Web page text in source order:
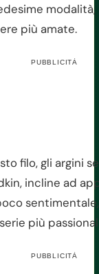
più amate.
PUBBLICITÀ
filo, gli argini
incline ad
più
PUBBLICITÀ